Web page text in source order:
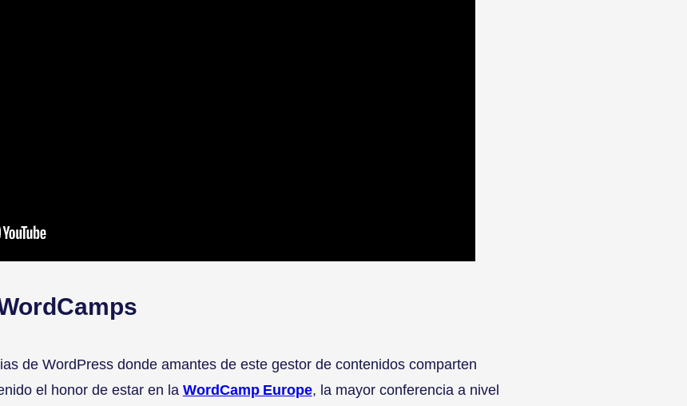
de WordPress donde amantes de este gestor de contenidos comparten
el honor de estar en la WordCamp Europe, la mayor conferencia a nivel